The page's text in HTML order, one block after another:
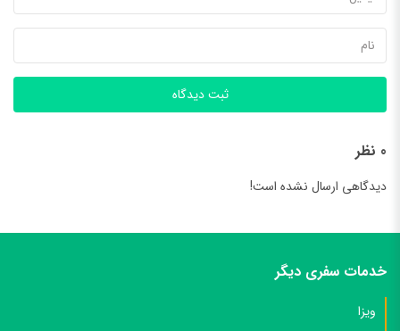
0 نظر
خدمات سفری دیگر